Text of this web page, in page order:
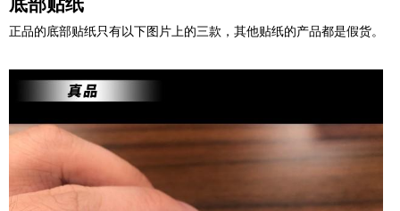
正品的底部贴纸只有以下图片上的三款，其他贴纸的产品都是假货。